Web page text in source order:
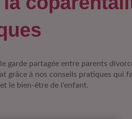
garde partagée entre parents
grâce à nos conseils pratiques qui
le bien-être de l'enfant.